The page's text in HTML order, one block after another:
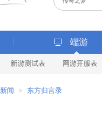
端游
新游测试表 网游开服表
新闻 > 东方归言录